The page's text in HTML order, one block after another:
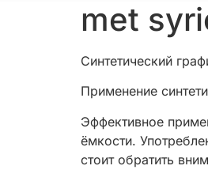
met
Синтетический
Применение
Эффективное
ёмкости.
стоит обратить